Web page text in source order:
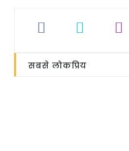
सबसे लोकप्रिय